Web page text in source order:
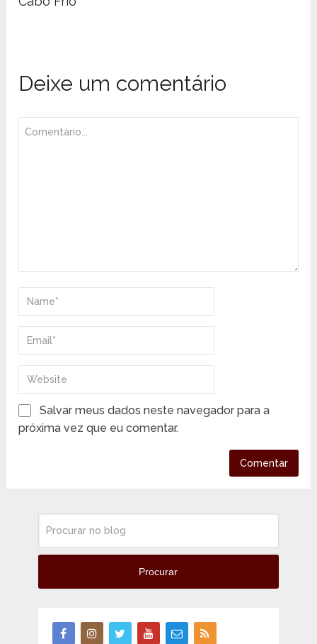
Deixe um comentário
Salvar meus dados neste navegador para a
próxima vez que eu comentar.
Procurar